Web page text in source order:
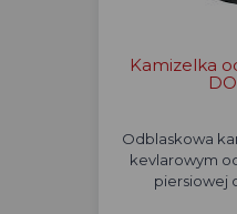
Kamizelka
Odblaskowa
kevlarowym
piersiowej